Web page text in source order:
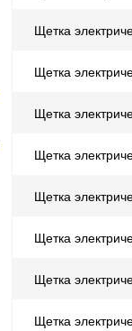
Щетка
Щетка
Щетка
Щетка
Щетка
Щетка
Щетка
Щетка